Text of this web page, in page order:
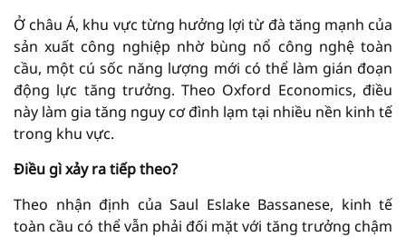
Ở châu Á, khu vực từng hưởng lợi từ đà tăng mạnh của
sản xuất công nghiệp nhờ bùng nổ công nghệ toàn
cầu, một cú sốc năng lượng mới có thể làm gián đoạn
động lực tăng trưởng. Theo Oxford Economics, điều
này làm gia tăng nguy cơ đình lạm tại nhiều nền kinh tế
trong khu vực.
Điều gì xảy ra tiếp theo?
Theo nhận định của Saul Eslake Bassanese, kinh tế
toàn cầu có thể vẫn phải đối mặt với tăng trưởng chậm